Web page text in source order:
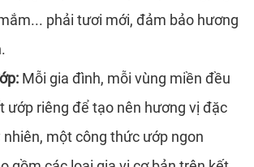
phải tươi mới, đảm bảo hương
Mỗi gia đình, mỗi vùng miền đều
ướp riêng để tạo nên hương vị đặc
một công thức ướp ngon